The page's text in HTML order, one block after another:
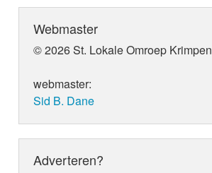
Webmaster
© 2026 St. Lokale Omroep Krimpen
webmaster:
Sid B. Dane
Adverteren?